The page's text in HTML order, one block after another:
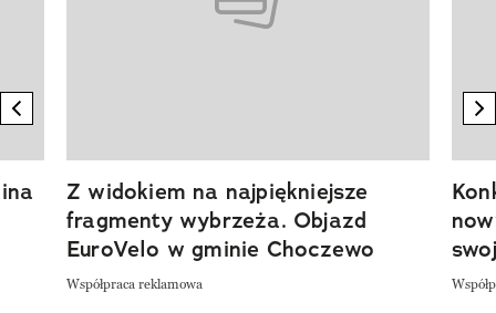
previous element
Z widokiem na najpiękniejsze
fragmenty wybrzeża. Objazd
EuroVelo w gminie Choczewo
Współpraca reklamowa